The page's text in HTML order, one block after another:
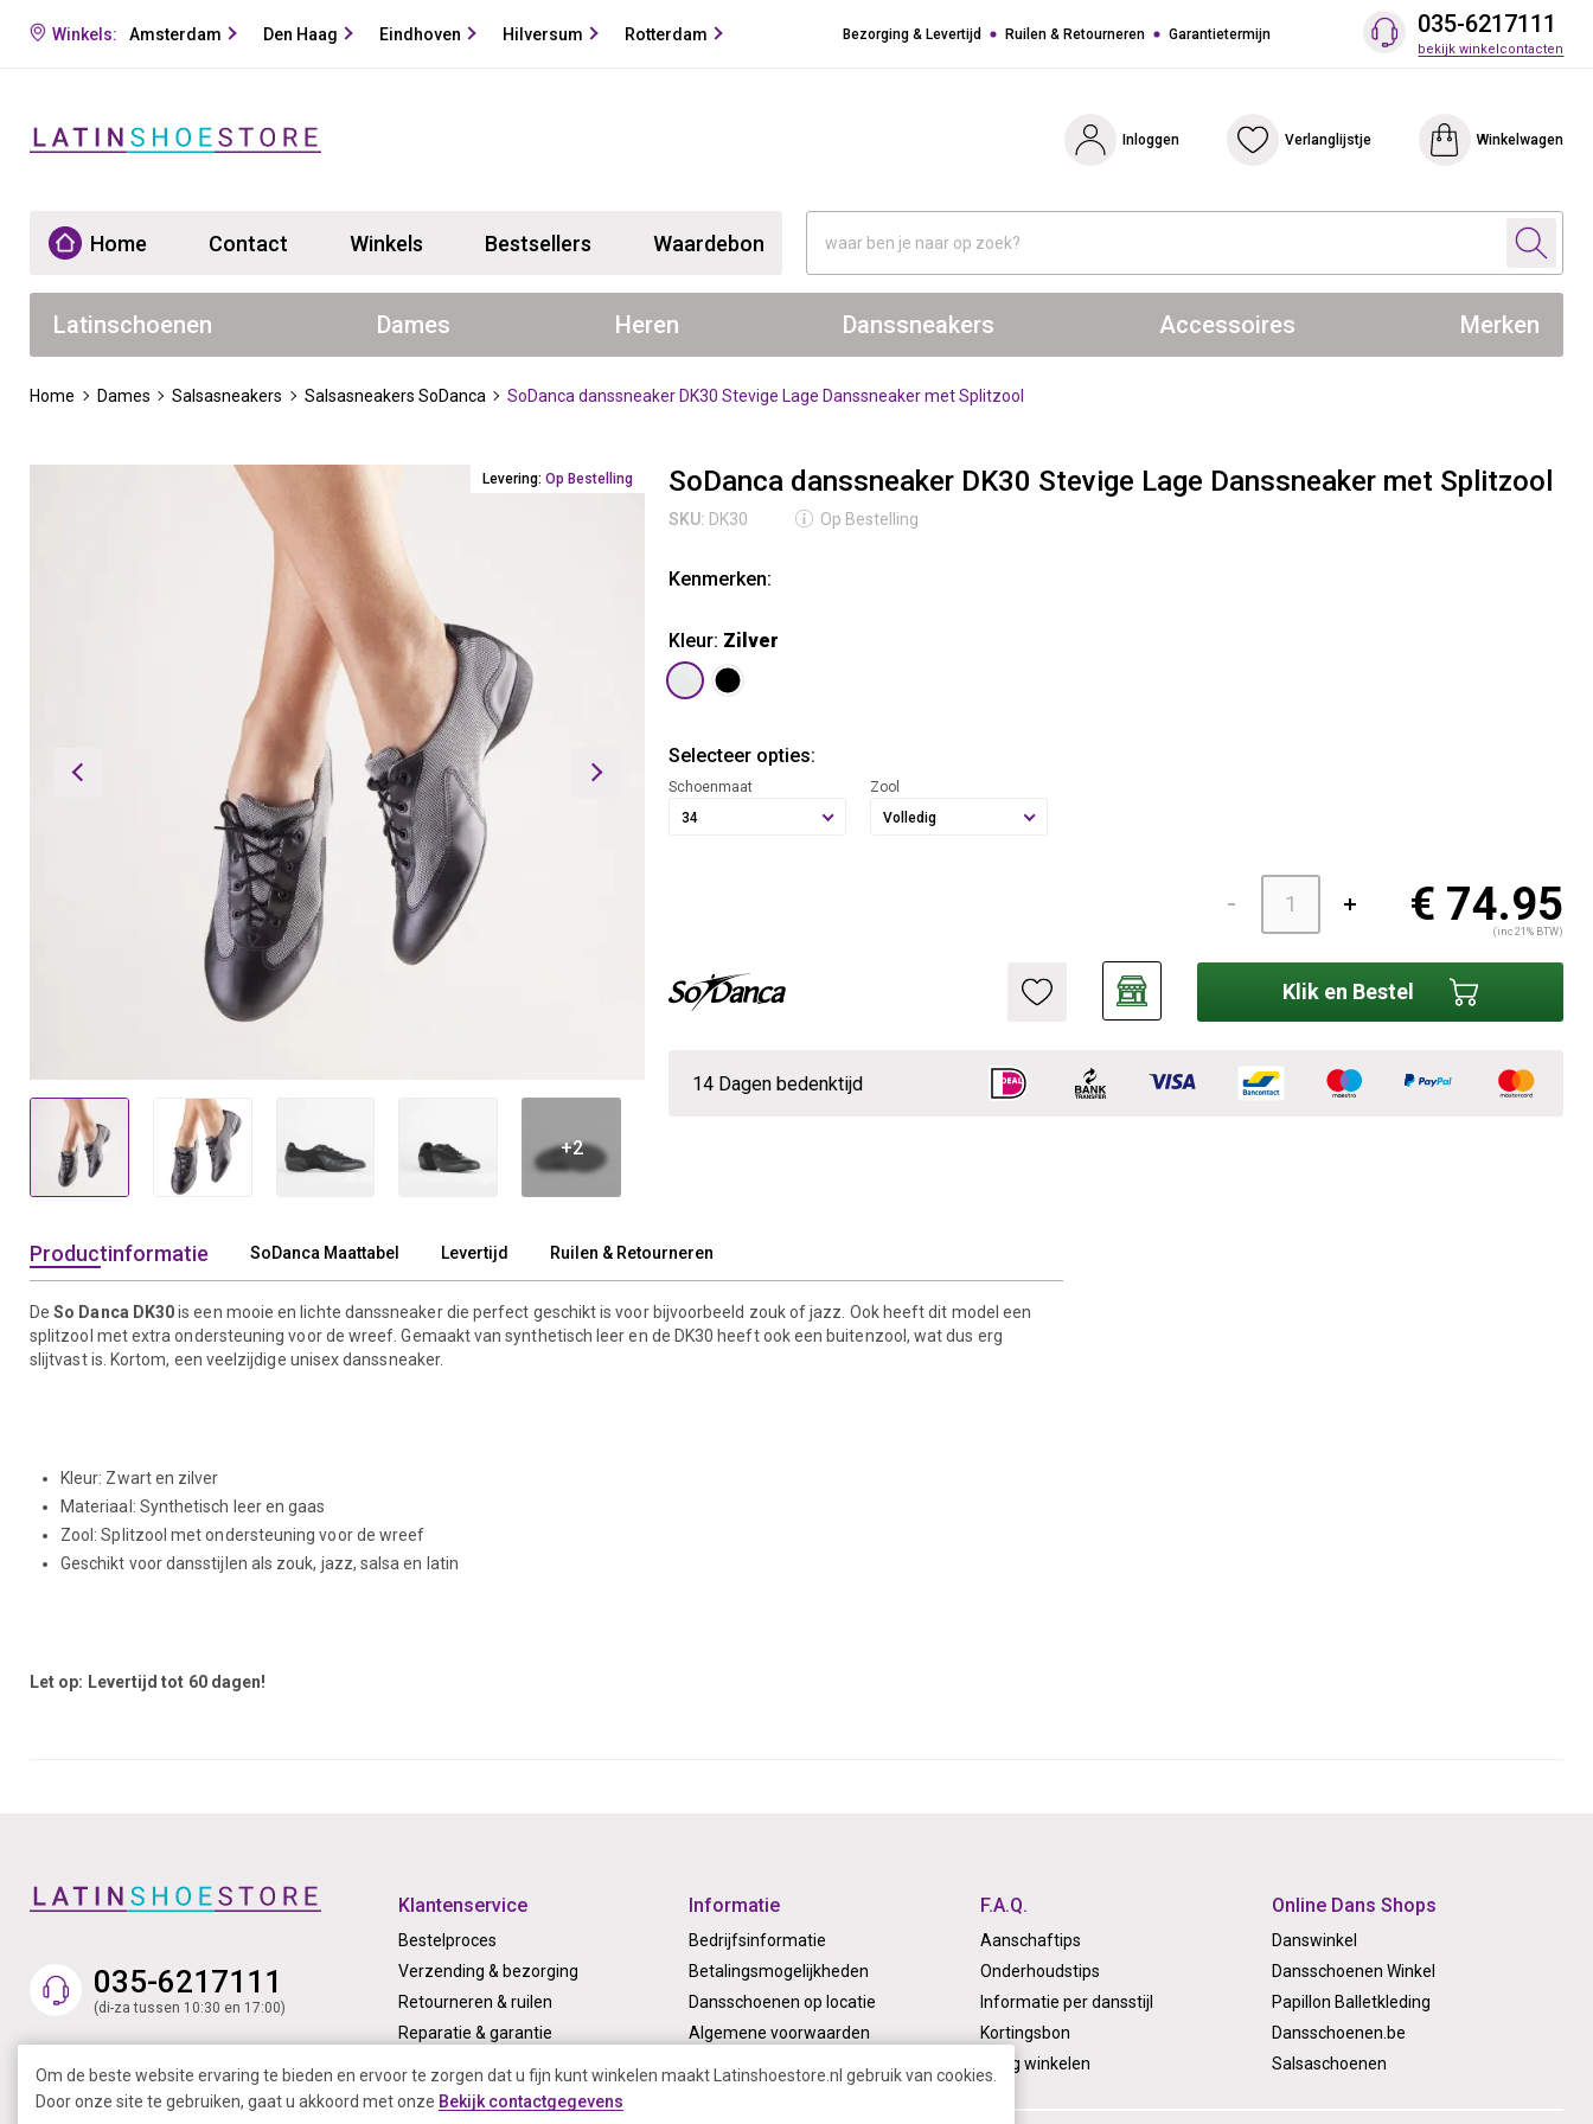
Winkels: Amsterdam Den Haag Eindhoven Hilversum Rotterdam Bezorging & Levertijd Ruilen & Retourneren Garantietermijn 035-6217111
bekijk winkelcontacten
Inloggen Verlanglijstje Winkelwagen
Home Contact Winkels Bestsellers Waardebon
Latinschoenen Dames Heren Danssneakers Accessoires Merken
Home Dames Salsasneakers Salsasneakers SoDanca SoDanca danssneaker DK30 Stevige Lage Danssneaker met Splitzool
Levering:Op Bestelling
+2
SoDanca danssneaker DK30 Stevige Lage Danssneaker met Splitzool
SKU: DK30 Op Bestelling
Kenmerken:
Kleur: Zilver
Selecteer opties:
Schoenmaat
34
Zool
Volledig
€ 74.95
(inc 21% BTW)
Klik en Bestel
14 Dagen bedenktijd
Productinformatie SoDanca Maattabel Levertijd Ruilen & Retourneren
DeSo Danca DK30is een mooie en lichte danssneaker die perfect geschikt is voor bijvoorbeeld zouk of jazz. Ook heeft dit model een
splitzool met extra ondersteuning voor de wreef. Gemaakt van synthetisch leer en de DK30 heeft ook een buitenzool, wat dus erg
slijtvast is. Kortom, een veelzijdige unisex danssneaker.
Kleur: Zwart en zilver
Materiaal: Synthetisch leer en gaas
Zool: Splitzool met ondersteuning voor de wreef
Geschikt voor dansstijlen als zouk, jazz, salsa en latin
Let op: Levertijd tot 60 dagen!
035-6217111
(di-za tussen 10:30 en 17:00)
Klantenservice
Bestelproces
Verzending & bezorging
Retourneren & ruilen
Reparatie & garantie
Informatie
Bedrijfsinformatie
Betalingsmogelijkheden
Dansschoenen op locatie
Algemene voorwaarden
F.A.Q.
Aanschaftips
Onderhoudstips
Informatie per dansstijl
Kortingsbon
Veilig winkelen
Online Dans Shops
Danswinkel
Dansschoenen Winkel
Papillon Balletkleding
Dansschoenen.be
Salsaschoenen
Om de beste website ervaring te bieden en ervoor te zorgen dat u fijn kunt winkelen maakt Latinshoestore.nl gebruik van cookies.
Door onze site te gebruiken, gaat u akkoord met onze Bekijk contactgegevens